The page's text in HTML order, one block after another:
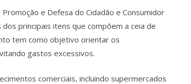
e Defesa do Cidadão e Consumidor
principais itens que compõem a ceia de
tem como objetivo orientar os
gastos excessivos.
comerciais, incluindo supermercados